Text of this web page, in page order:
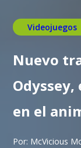
Videojuegos
Nuevo
Odyssey,
en el
Por: McVicious